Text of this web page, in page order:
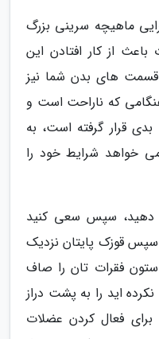
ماهیچه سرینی بزرگ
از کار افتادن این
های بدن شما نیز
که ناراحت است و
قرار گرفته است، به
خواهد شرایط خود را
دهید، سپس سعی کنید
سپس قوزک پایتان نزدیک
فقرات تان را صاف
اید را به پشت دراز
فعال کردن عضلات